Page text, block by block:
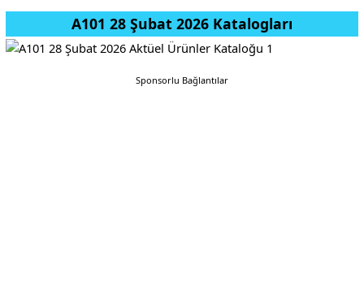
A101 28 Şubat 2026 Katalogları
Sponsorlu Bağlantılar